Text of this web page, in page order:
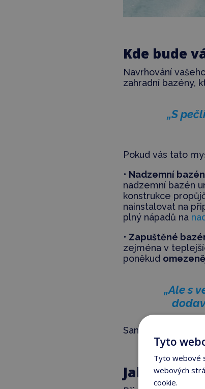
Kde bude
Navrhování
zahradní bazény,
„S
Pokud vás tato
• Nadzemní
nadzemní bazén
konstrukce
nainstalovat na
plný nápadů na
• Zapuštěné
zejména v
poněkud
„Ale s
Samozřejmě za
Jaký je váš
Tyto
Tyto webové
webových
cookie.